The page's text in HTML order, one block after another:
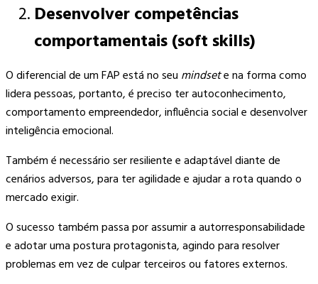
Desenvolver competências
comportamentais (soft skills)
O diferencial de um FAP está no seu mindsete na forma como
lidera pessoas, portanto, é preciso ter autoconhecimento,
comportamento empreendedor, influência social e desenvolver
inteligência emocional.
Também é necessário ser resiliente e adaptável diante de
cenários adversos, para ter agilidade e ajudar a rota quando o
mercado exigir.
O sucesso também passa por assumir a autorresponsabilidade
e adotar uma postura protagonista, agindo para resolver
problemas em vez de culpar terceiros ou fatores externos.